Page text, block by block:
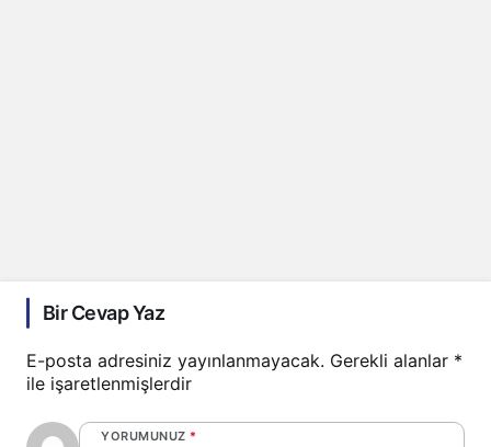
Bir Cevap Yaz
E-posta adresiniz yayınlanmayacak. Gerekli alanlar *
ile işaretlenmişlerdir
YORUMUNUZ *